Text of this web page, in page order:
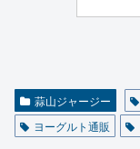
蒜山ジャージー
ヨーグルト通販